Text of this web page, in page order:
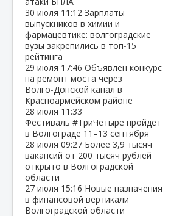
30 июля 11:12 Зарплаты
выпускников в химии и
фармацевтике: волгоградские
вузы закрепились в топ‑15
рейтинга
29 июля 17:46 Объявлен конкурс
на ремонт моста через
Волго‑Донской канал в
Красноармейском районе
28 июля 11:33
Фестиваль #ТриЧетыре пройдёт
в Волгограде 11–13 сентября
28 июля 09:27 Более 3,9 тысяч
вакансий от 200 тысяч рублей
открыто в Волгоградской
области
27 июля 15:16 Новые назначения
в финансовой вертикали
Волгоградской области